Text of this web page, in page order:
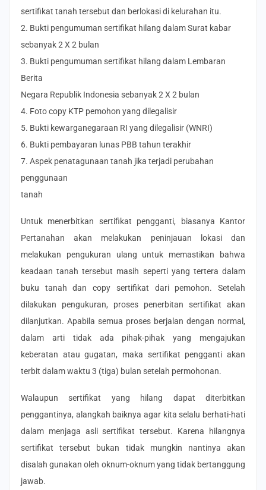
sertifikat tanah tersebut dan berlokasi di kelurahan itu.
2. Bukti pengumuman sertifikat hilang dalam Surat kabar
sebanyak 2 X 2 bulan
3. Bukti pengumuman sertifikat hilang dalam Lembaran
Berita
Negara Republik Indonesia sebanyak 2 X 2 bulan
4. Foto copy KTP pemohon yang dilegalisir
5. Bukti kewarganegaraan RI yang dilegalisir (WNRI)
6. Bukti pembayaran lunas PBB tahun terakhir
7. Aspek penatagunaan tanah jika terjadi perubahan
penggunaan
tanah
Untuk menerbitkan sertifikat pengganti, biasanya Kantor
Pertanahan akan melakukan peninjauan lokasi dan
melakukan pengukuran ulang untuk memastikan bahwa
keadaan tanah tersebut masih seperti yang tertera dalam
buku tanah dan copy sertifikat dari pemohon. Setelah
dilakukan pengukuran, proses penerbitan sertifikat akan
dilanjutkan. Apabila semua proses berjalan dengan normal,
dalam arti tidak ada pihak-pihak yang mengajukan
keberatan atau gugatan, maka sertifikat pengganti akan
terbit dalam waktu 3 (tiga) bulan setelah permohonan.
Walaupun sertifikat yang hilang dapat diterbitkan
penggantinya, alangkah baiknya agar kita selalu berhati-hati
dalam menjaga asli sertifikat tersebut. Karena hilangnya
sertifikat tersebut bukan tidak mungkin nantinya akan
disalah gunakan oleh oknum-oknum yang tidak bertanggung
jawab.